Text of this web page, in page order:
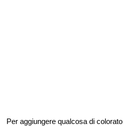
Per aggiungere qualcosa di